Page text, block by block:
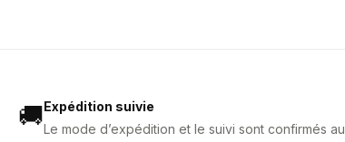
🚚Expédition suivie
Le mode d’expédition et le suivi sont confirmés au